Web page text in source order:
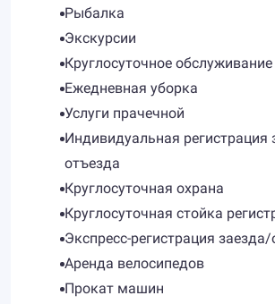
Рыбалка
Экскурсии
Круглосуточное
Ежедневная уборка
Услуги прачечной
Индивидуальная регистрация
отъезда
Круглосуточная охрана
Круглосуточная стойка
Экспресс-регистрация
Аренда велосипедов
Прокат машин